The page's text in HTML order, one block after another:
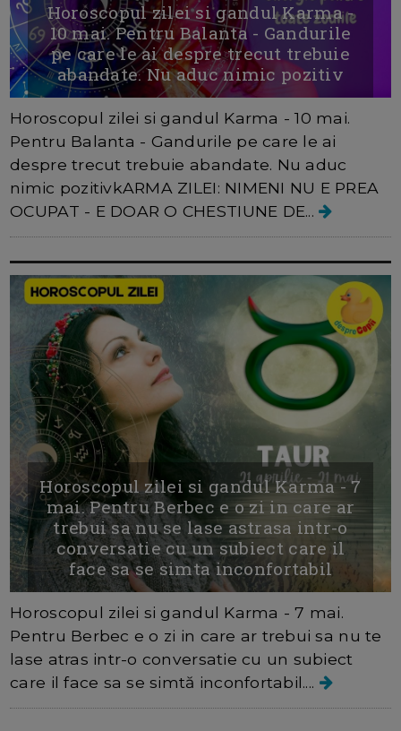
Horoscopul zilei si gandul Karma -
10 mai. Pentru Balanta - Gandurile
pe care le ai despre trecut trebuie
abandate. Nu aduc nimic pozitiv
Horoscopul zilei si gandul Karma - 10 mai.
Pentru Balanta - Gandurile pe care le ai
despre trecut trebuie abandate. Nu aduc
nimic pozitivkARMA ZILEI: NIMENI NU E PREA
OCUPAT - E DOAR O CHESTIUNE DE...
Horoscopul zilei si gandul Karma - 7
mai. Pentru Berbec e o zi in care ar
trebui sa nu se lase astrasa intr-o
conversatie cu un subiect care il
face sa se simta inconfortabil
Horoscopul zilei si gandul Karma - 7 mai.
Pentru Berbec e o zi in care ar trebui sa nu te
lase atras intr-o conversatie cu un subiect
care il face sa se simtă inconfortabil....